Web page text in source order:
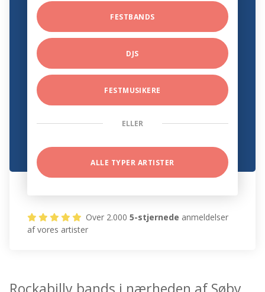
FESTBANDS
DJS
FESTMUSIKERE
ELLER
ALLE TYPER ARTISTER
Over 2.0005-stjernede anmeldelser
af vores artister